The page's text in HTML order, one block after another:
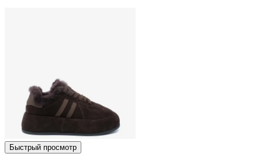
Быстрый просмотр